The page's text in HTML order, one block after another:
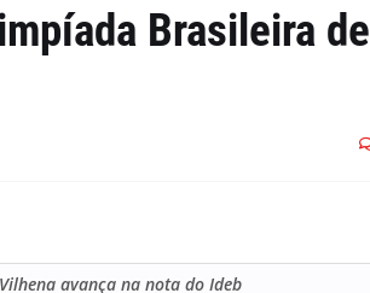
Brasileira de
avança na nota do Ideb